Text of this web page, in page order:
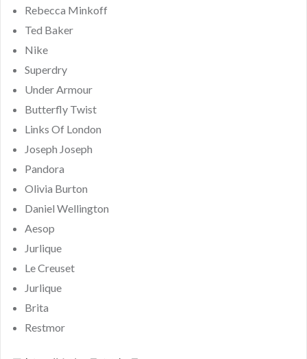
Rebecca Minkoff
Ted Baker
Nike
Superdry
Under Armour
Butterfly Twist
Links Of London
Joseph Joseph
Pandora
Olivia Burton
Daniel Wellington
Aesop
Jurlique
Le Creuset
Jurlique
Brita
Restmor